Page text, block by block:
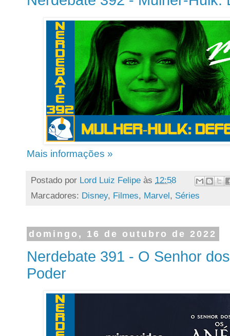
Mais informações »
Postado por Lord Luiz Felipe às 12:58
Marcadores: Disney, Filmes, Marvel, Séries
domingo, 16 de outubro de 2022
Nerdebate 391 - O Senhor
Poder